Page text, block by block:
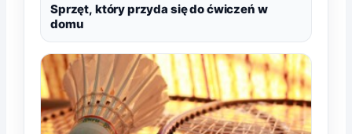
Sprzęt, który przyda się do ćwiczeń w
domu